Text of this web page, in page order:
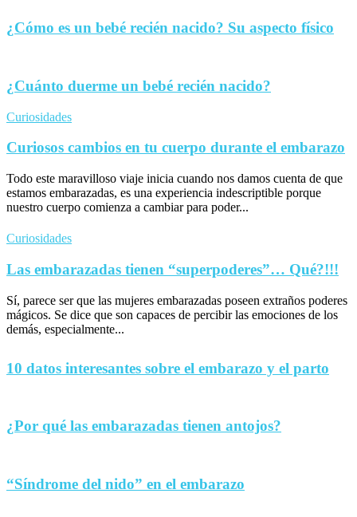
¿Cómo es un bebé recién nacido? Su aspecto físico
¿Cuánto duerme un bebé recién nacido?
Curiosidades
Curiosos cambios en tu cuerpo durante el embarazo
Todo este maravilloso viaje inicia cuando nos damos cuenta de que
estamos embarazadas, es una experiencia indescriptible porque
nuestro cuerpo comienza a cambiar para poder...
Curiosidades
Las embarazadas tienen “superpoderes”… Qué?!!!
Sí, parece ser que las mujeres embarazadas poseen extraños poderes
mágicos. Se dice que son capaces de percibir las emociones de los
demás, especialmente...
10 datos interesantes sobre el embarazo y el parto
¿Por qué las embarazadas tienen antojos?
“Síndrome del nido” en el embarazo